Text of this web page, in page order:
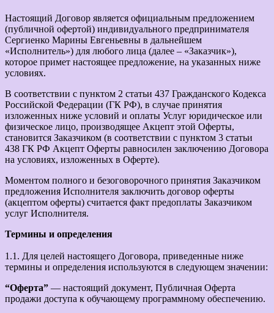
Настоящий Договор является официальным предложением
(публичной офертой) индивидуального предпринимателя
Сергиенко Марины Евгеньевны в дальнейшем
«Исполнитель») для любого лица (далее – «Заказчик»),
которое примет настоящее предложение, на указанных ниже
условиях.
В соответствии с пунктом 2 статьи 437 Гражданского Кодекса
Российской Федерации (ГК РФ), в случае принятия
изложенных ниже условий и оплаты Услуг юридическое или
физическое лицо, производящее Акцепт этой Оферты,
становится Заказчиком (в соответствии с пунктом 3 статьи
438 ГК РФ Акцепт Оферты равносилен заключению Договора
на условиях, изложенных в Оферте).
Моментом полного и безоговорочного принятия Заказчиком
предложения Исполнителя заключить договор оферты
(акцептом оферты) считается факт предоплаты Заказчиком
услуг Исполнителя.
Термины и определения
1.1. Для целей настоящего Договора, приведенные ниже
термины и определения используются в следующем значении:
“Оферта” — настоящий документ, Публичная Оферта
продажи доступа к обучающему программному обеспечению.